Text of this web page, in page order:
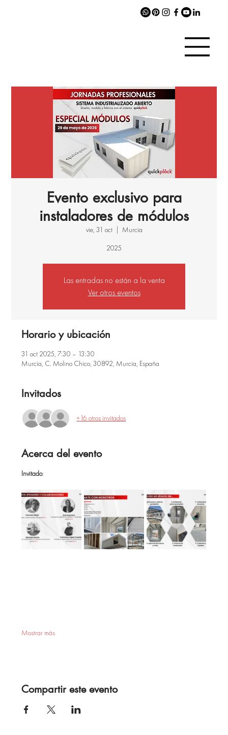
Evento exclusivo para
instaladores de módulos
vie, 31 oct
  |
Murcia
2025
Las entradas no están a la venta
Ver otros eventos
Horario y ubicación
31 oct 2025, 7:30 – 13:30
Murcia, C. Molino Chico, 30892, Murcia, España
Invitados
+16 otros invitados
Acerca del evento
Invitado:
Mostrar más
Compartir este evento